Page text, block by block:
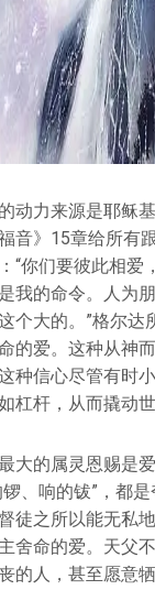
动力来源是耶稣
音》15章给所有
“你们要彼此相爱
我的命令。人为
个大的。”格尔达
的爱。这种从神
种信心尽管有时
杠杆，从而撬动世
大的属灵恩赐是
锣、响的钹”，都
徒之所以能无私
舍命的爱。天父
的人，甚至愿意